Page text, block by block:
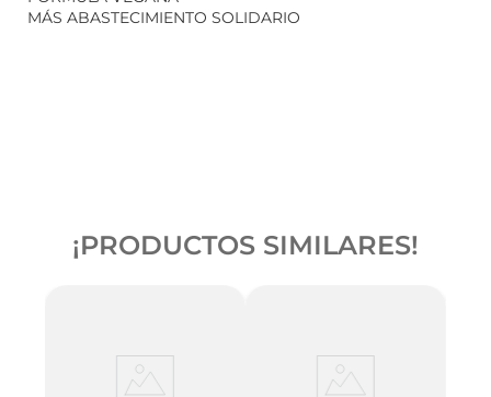
MÁS ABASTECIMIENTO SOLIDARIO
¡PRODUCTOS SIMILARES!